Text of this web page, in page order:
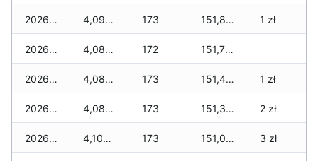
2026-07-03 4,094 zł 173 151,837 zł 1 zł
2026-07-02 4,080 zł 172 151,715 zł
2026-07-01 4,080 zł 173 151,425 zł 1 zł
2026-06-30 4,080 zł 173 151,317 zł 2 zł
2026-06-28 4,100 zł 173 151,045 zł 3 zł